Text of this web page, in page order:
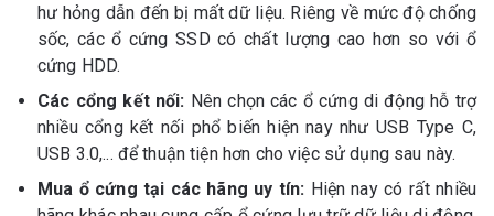
hư hỏng dẫn đến bị mất dữ liệu. Riêng về mức độ chống
sốc, các ổ cứng SSD có chất lượng cao hơn so với ổ
cứng HDD.
Các cổng kết nối: Nên chọn các ổ cứng di động hỗ trợ
nhiều cổng kết nối phổ biến hiện nay như USB Type C,
USB 3.0,... để thuận tiện hơn cho việc sử dụng sau này.
Mua ổ cứng tại các hãng uy tín: Hiện nay có rất nhiều